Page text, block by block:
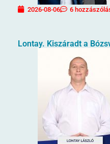
2026-08-06 6
Lontay. Kiszáradt a